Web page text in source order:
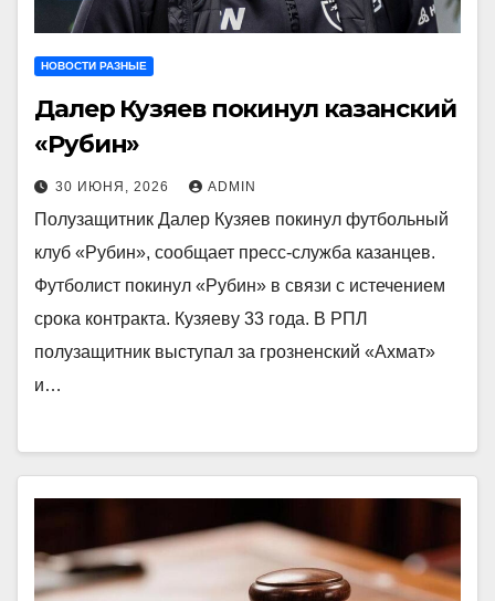
НОВОСТИ РАЗНЫЕ
Далер Кузяев покинул казанский
«Рубин»
30 ИЮНЯ, 2026 ADMIN
Полузащитник Далер Кузяев покинул футбольный
клуб «Рубин», сообщает пресс‑служба казанцев.
Футболист покинул «Рубин» в связи с истечением
срока контракта. Кузяеву 33 года. В РПЛ
полузащитник выступал за грозненский «Ахмат»
и…